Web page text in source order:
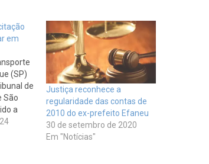
em
(SP)
de
São
a
Justiça reconhece a
regularidade das contas de
2010 do ex-prefeito Efaneu
30 de setembro de 2020
Em "Notícias"